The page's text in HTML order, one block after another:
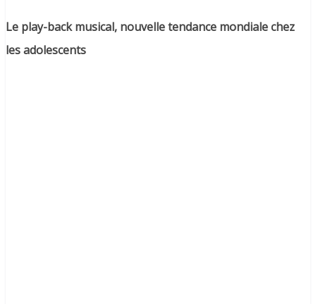
Le play-back musical, nouvelle tendance mondiale chez
les adolescents